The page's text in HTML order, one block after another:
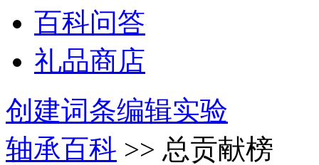
百科问答
礼品商店
创建词条编辑实验
轴承百科 >> 总贡献榜